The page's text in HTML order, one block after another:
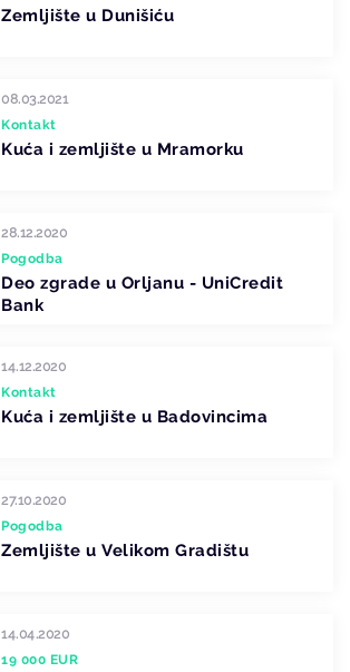
Zemljište u Dunišiću
08.03.2021
Kontakt
Kuća i zemljište u Mramorku
28.12.2020
Pogodba
Deo zgrade u Orljanu - UniCredit
Bank
14.12.2020
Kontakt
Kuća i zemljište u Badovincima
27.10.2020
Pogodba
Zemljište u Velikom Gradištu
14.04.2020
19 000 EUR